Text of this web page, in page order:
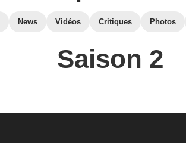
News Vidéos Critiques Photos
Saison 2